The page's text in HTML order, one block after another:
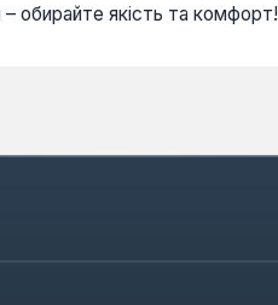
обирайте якість та комфорт!